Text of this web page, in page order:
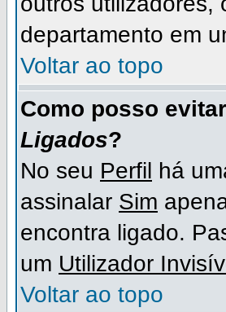
departamento em
Voltar ao topo
Como posso
Ligados?
No seu Perfil há
assinalar Sim
encontra ligado.
um Utilizador
Voltar ao topo